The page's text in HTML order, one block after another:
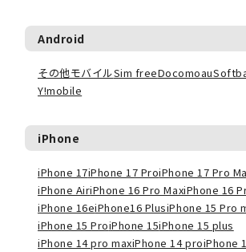
Android
その他モバイルSim freeDocomoau
Y!mobile
iPhone
iPhone 17iPhone 17 ProiPhone 17 Pro
iPhone AiriPhone 16 Pro MaxiPhone 16
iPhone 16eiPhone16 PlusiPhone 15 Pro
iPhone 15 ProiPhone 15iPhone 15 plus
iPhone 14 pro maxiPhone 14 proiPhone